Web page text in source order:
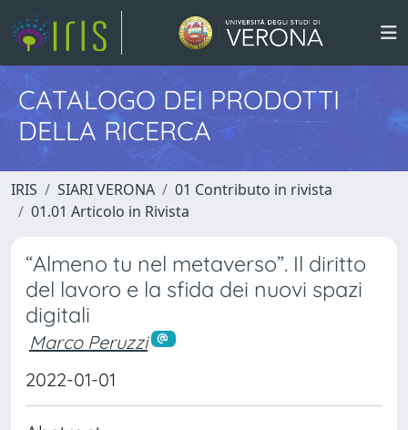
CATALOGO DEI PRODOTTI
DELLA RICERCA
IRIS SIARI VERONA
01 Contributo in rivista
01.01 Articolo in Rivista
“Almeno tu nel metaverso”. Il diritto
del lavoro e la sfida dei nuovi spazi
digitali
Marco Peruzzi
2022-01-01